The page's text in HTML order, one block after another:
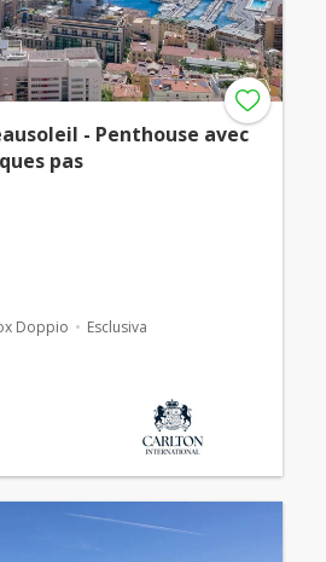
- Penthouse avec
pas
Doppio Esclusiva